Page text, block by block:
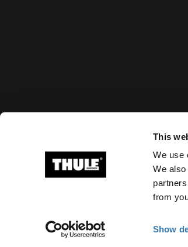
This
We use
We
from
Show
Ⓒ 2026 Thule Group Tous droits réservés